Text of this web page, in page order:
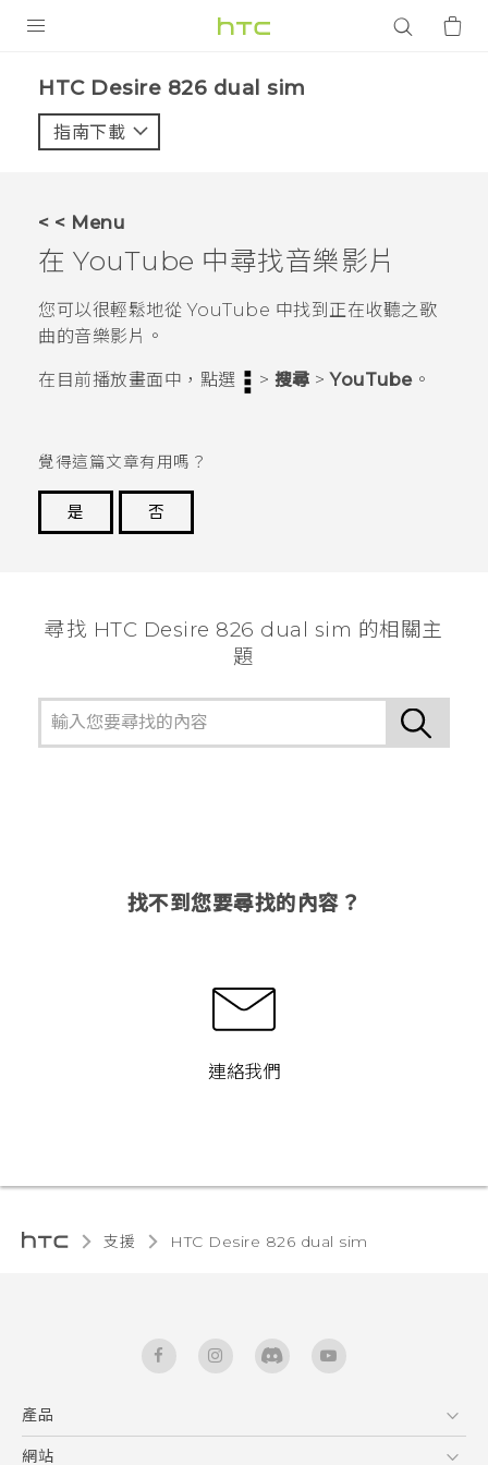
VIVE
應用程式
支援服務
HTC Desire 826 dual sim‎
指南下載
< < Menu
在 YouTube 中尋找音樂影片
您可以很輕鬆地從YouTube 中找到正在收聽之歌
曲的音樂影片。
在 目前播放畫面中，點選 > 搜尋 > YouTube。
覺得這篇文章有用嗎？
是
否
尋找 HTC Desire 826 dual sim 的相關主
題
找不到您要尋找的內容？
連絡我們
支援 HTC Desire 826 dual sim‎
產品
5G
網站